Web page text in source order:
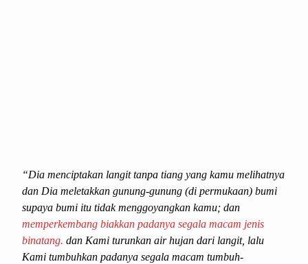
“Dia menciptakan langit tanpa tiang yang kamu melihatnya
dan Dia meletakkan gunung-gunung (di permukaan) bumi
supaya bumi itu tidak menggoyangkan kamu; dan
memperkembang biakkan padanya segala macam jenis
binatang. dan Kami turunkan air hujan dari langit, lalu
Kami tumbuhkan padanya segala macam tumbuh-